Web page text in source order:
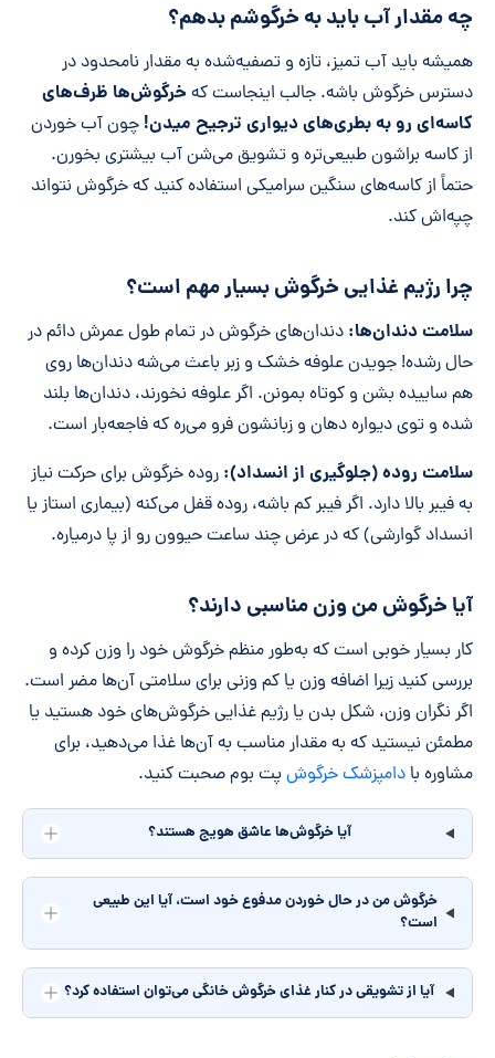
چه مقدار آب باید به خرگوشم بدهم؟
همیشه باید آب تمیز، تازه و تصفیه‌شده به مقدار نامحدود در
دسترس خرگوش باشه. جالب اینجاست که خرگوش‌ها ظرف‌های
کاسه‌ای رو به بطری‌های دیواری ترجیح میدن! چون آب خوردن
از کاسه براشون طبیعی‌تره و تشویق می‌شن آب بیشتری بخورن.
حتماً از کاسه‌های سنگین سرامیکی استفاده کنید که خرگوش نتواند
چپه‌اش کند.
چرا رژیم غذایی خرگوش‌ بسیار مهم است؟
سلامت دندان‌ها: دندان‌های خرگوش در تمام طول عمرش دائم در
حال رشده! جویدن علوفه خشک و زبر باعث می‌شه دندان‌ها روی
هم ساییده بشن و کوتاه بمونن. اگر علوفه نخورند، دندان‌ها بلند
شده و توی دیواره دهان و زبانشون فرو می‌ره که فاجعه‌بار است.
سلامت روده (جلوگیری از انسداد): روده خرگوش برای حرکت نیاز
به فیبر بالا دارد. اگر فیبر کم باشه، روده قفل می‌کنه (بیماری استاز یا
انسداد گوارشی) که در عرض چند ساعت حیوون رو از پا درمیاره.
آیا خرگوش‌ من وزن مناسبی دارند؟
کار بسیار خوبی است که به‌طور منظم خرگوش‌ خود را وزن کرده و
بررسی کنید زیرا اضافه وزن یا کم وزنی برای سلامتی آن‌ها مضر است.
اگر نگران وزن، شکل بدن یا رژیم غذایی خرگوش‌های خود هستید یا
مطمئن نیستید که به مقدار مناسب به آن‌ها غذا می‌دهید، برای
مشاوره با دامپزشک خرگوشپت بوم صحبت کنید.
آیا خرگوش‌ها عاشق هویج هستند؟
خرگوش من در حال خوردن مدفوع خود است، آیا این طبیعی
است؟
آیا از تشویقی در کنار غذای خرگوش خانگی می‌توان استفاده کرد؟